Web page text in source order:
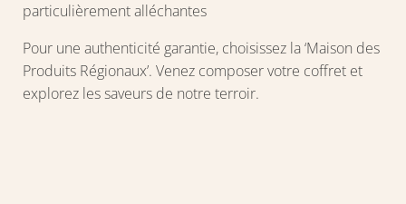
particulièrement alléchantes
Pour une authenticité garantie, choisissez la ‘Maison des
Produits Régionaux’. Venez composer votre coffret et
explorez les saveurs de notre terroir.